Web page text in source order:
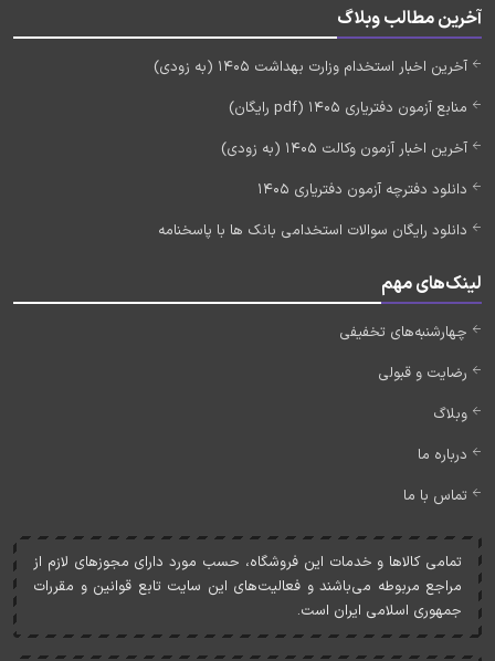
آخرین مطالب وبلاگ
آخرین اخبار استخدام وزارت بهداشت 1405 (به زودی)
منابع آزمون دفتریاری 1405 (pdf رایگان)
آخرین اخبار آزمون وکالت 1405 (به زودی)
دانلود دفترچه آزمون دفتریاری 1405
دانلود رایگان سوالات استخدامی بانک ها با پاسخنامه
لینک‌های مهم
چهارشنبه‌های تخفیفی
رضایت و قبولی
وبلاگ
درباره ما
تماس با ما
تمامی کالاها و خدمات اين فروشگاه، حسب مورد دارای مجوزهای لازم از
مراجع مربوطه می‌باشند و فعاليت‌های اين سايت تابع قوانين و مقررات
جمهوری اسلامی ايران است.